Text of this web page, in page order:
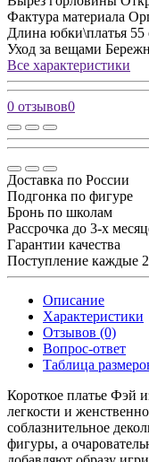
Фактура материала
Длина юбки\платья 55
Уход за вещами
Все характеристики
0 отзывов0
Доставка по России
Подгонка по фигуре
Бронь по школам
Рассрочка до 3-х
Гарантии качества
Поступление каждые
Описание
Характеристики
Отзывов (0)
Вопрос-ответ
Таблица
Короткое платье Фэй
легкости и
соблазнительное
фигуры, а